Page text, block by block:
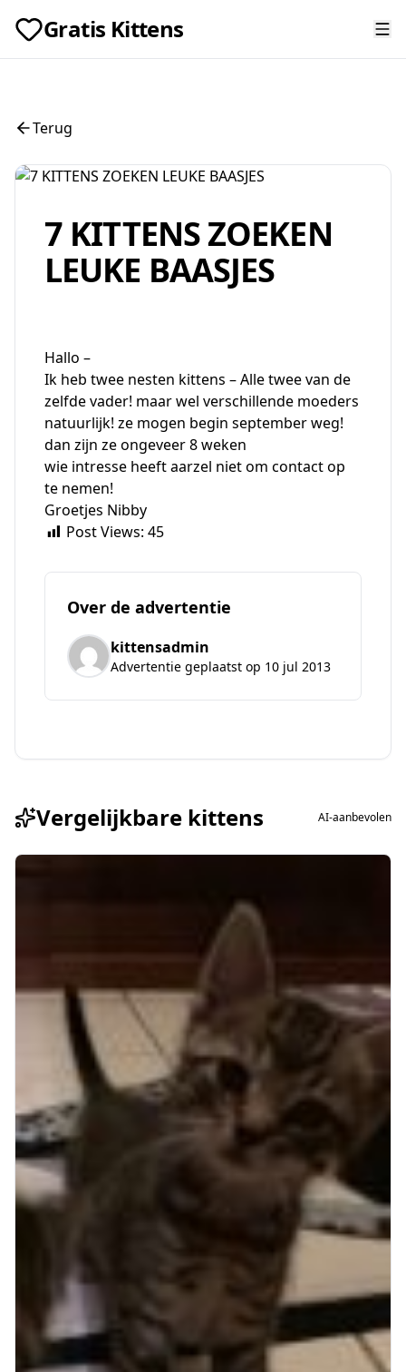
Gratis Kittens
Terug
7 KITTENS ZOEKEN
LEUKE BAASJES
Hallo –
Ik heb twee nesten kittens – Alle twee van de
zelfde vader! maar wel verschillende moeders
natuurlijk! ze mogen begin september weg!
dan zijn ze ongeveer 8 weken
wie intresse heeft aarzel niet om contact op
te nemen!
Groetjes Nibby
Post Views: 45
Over de advertentie
kittensadmin
Advertentie geplaatst op 10 jul 2013
Vergelijkbare kittens AI-aanbevolen